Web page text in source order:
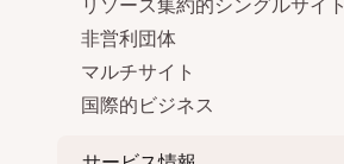
非営利団体
マルチサイト
国際的ビジネス